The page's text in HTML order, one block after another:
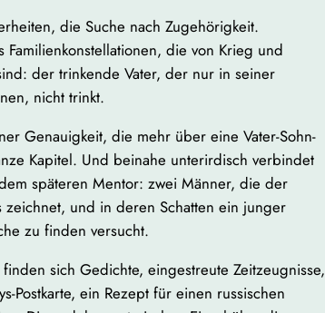
die Suche nach Zugehörigkeit.
Familienkonstellationen, die von Krieg und
der trinkende Vater, der nur in seiner
nicht trinkt.
Genauigkeit, die mehr über eine Vater-Sohn-
Kapitel. Und beinahe unterirdisch verbindet
späteren Mentor: zwei Männer, die der
zeichnet, und in deren Schatten ein junger
zu finden versucht.
sich Gedichte, eingestreute Zeitzeugnisse,
Postkarte, ein Rezept für einen russischen